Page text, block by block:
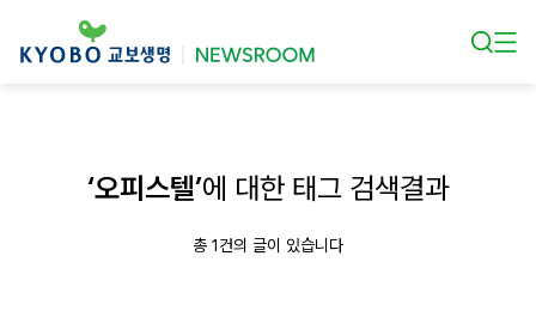
‘오피스텔’에 대한 태그 검색결과
총 1건의 글이 있습니다